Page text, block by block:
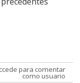
para comentar
como usuario